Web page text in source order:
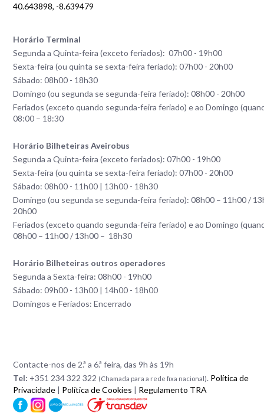
40.643898, -8.639479
Horário Terminal
Segunda a Quinta-feira (exceto feriados): 07h00 - 19h00
Sexta-feira (ou quinta se sexta-feira feriado): 07h00 - 20h00
Sábado: 08h00 - 18h30
Domingo (ou segunda se segunda-feira feriado): 08h00 - 20h00
Feriados (exceto quando segunda-feira feriado) e ao Domingo
08:00 – 18:30
Horário Bilheteiras Aveirobus
Segunda a Quinta-feira (exceto feriados): 07h00 - 19h00
Sexta-feira (ou quinta se sexta-feira feriado): 07h00 - 20h00
Sábado: 08h00 - 11h00 | 13h00 - 18h30
Domingo (ou segunda se segunda-feira feriado): 08h00 – 11h00 /
20h00
Feriados (exceto quando segunda-feira feriado) e ao Domingo
08h00 – 11h00 / 13h00 – 18h30
Horário Bilheteiras outros operadores
Segunda a Sexta-feira: 08h00 - 19h00
Sábado: 09h00 - 13h00 | 14h00 - 18h00
Domingos e Feriados: Encerrado
Contacte-nos de 2.ª a 6.ª feira, das 9h às 19h
Tel: +351 234 322 322 (Chamada para a rede fixa nacional). Política de
Privacidade | Política de Cookies | Regulamento TRA